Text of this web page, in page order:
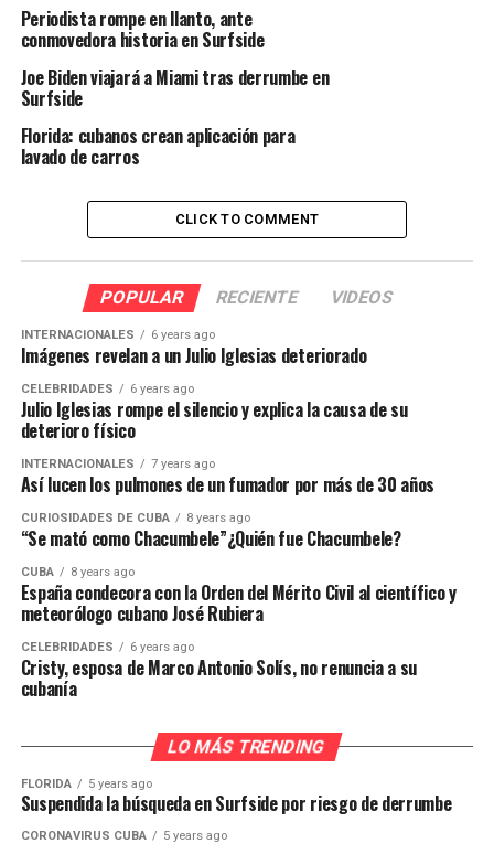
Periodista rompe en llanto, ante
conmovedora historia en Surfside
Joe Biden viajará a Miami tras derrumbe en
Surfside
Florida: cubanos crean aplicación para
lavado de carros
CLICK TO COMMENT
POPULAR RECIENTE VIDEOS
INTERNACIONALES 6 years ago
Imágenes revelan a un Julio Iglesias deteriorado
CELEBRIDADES 6 years ago
Julio Iglesias rompe el silencio y explica la causa de su
deterioro físico
INTERNACIONALES 7 years ago
Así lucen los pulmones de un fumador por más de 30 años
CURIOSIDADES DE CUBA 8 years ago
“Se mató como Chacumbele”¿Quién fue Chacumbele?
CUBA 8 years ago
España condecora con la Orden del Mérito Civil al científico y
meteorólogo cubano José Rubiera
CELEBRIDADES 6 years ago
Cristy, esposa de Marco Antonio Solís, no renuncia a su
cubanía
LO MÁS TRENDING
FLORIDA 5 years ago
Suspendida la búsqueda en Surfside por riesgo de derrumbe
CORONAVIRUS CUBA 5 years ago